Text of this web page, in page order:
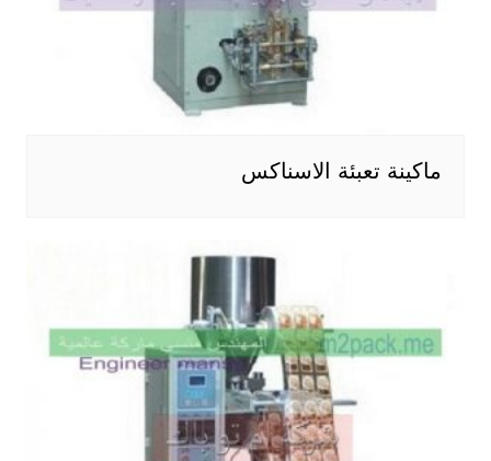
ماكينة تعبئة الاسناكس